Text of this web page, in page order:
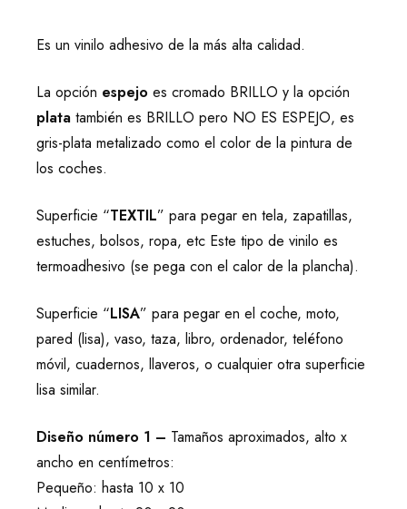
Es un vinilo adhesivo de la más alta calidad.
La opción espejo es cromado BRILLO y la opción
plata también es BRILLO pero NO ES ESPEJO, es
gris-plata metalizado como el color de la pintura de
los coches.
Superficie “TEXTIL” para pegar en tela, zapatillas,
estuches, bolsos, ropa, etc Este tipo de vinilo es
termoadhesivo (se pega con el calor de la plancha).
Superficie “LISA” para pegar en el coche, moto,
pared (lisa), vaso, taza, libro, ordenador, teléfono
móvil, cuadernos, llaveros, o cualquier otra superficie
lisa similar.
Diseño número 1 – Tamaños aproximados, alto x
ancho en centímetros:
Pequeño: hasta 10 x 10